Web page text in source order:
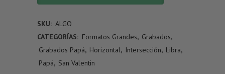
SKU: ALGO
CATEGORÍAS: Formatos Grandes, Grabados,
Grabados Papá, Horizontal, Intersección, Libra,
Papá, San Valentin